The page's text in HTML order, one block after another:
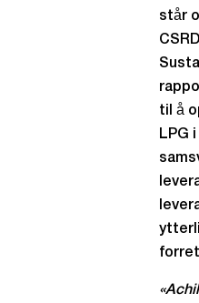
står
til å
LPG